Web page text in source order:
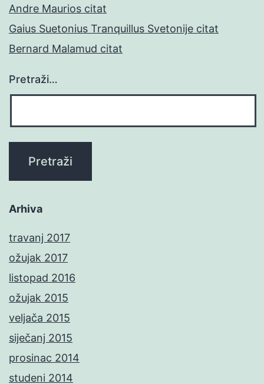
Andre Maurios citat
Gaius Suetonius Tranquillus Svetonije citat
Bernard Malamud citat
Pretraži…
Arhiva
travanj 2017
ožujak 2017
listopad 2016
ožujak 2015
veljača 2015
siječanj 2015
prosinac 2014
studeni 2014